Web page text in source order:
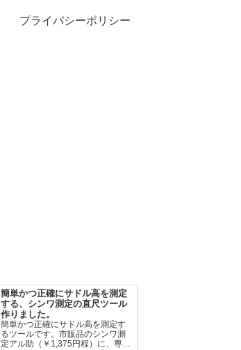
プライバシーポリシー
簡単かつ正確にサドル高を測定
する、シンワ測定の直尺ツール
作りました。
簡単かつ正確にサドル高を測定す
るツールです。市販品のシンワ測
定アル助（￥1,375円程）に、専用